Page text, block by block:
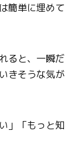
簡単に埋めて
ると、一瞬だ
きそうな気が
」「もっと知